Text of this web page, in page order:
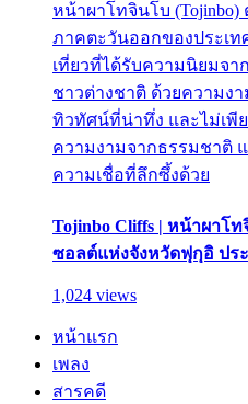
หน้าผาโทจินโบ (Tojinbo)
ภาคตะวันออกของประเ
เที่ยวที่ได้รับความนิยมจ
ชาวต่างชาติ ด้วยความง
ทิวทัศน์ที่น่าทึ่ง และไม่เพี
ความงามจากธรรมชาติ
ความเชื่อที่ลึกซึ้งด้วย
Tojinbo Cliffs | หน้าผาโ
ซอลต์แห่งจังหวัดฟุกุอิ ปร
1,024 views
หน้าแรก
เพลง
สารคดี